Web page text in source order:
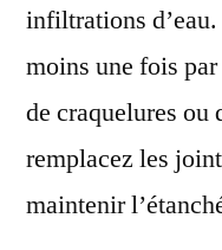
infiltrations
moins une fois
de craquelures ou
remplacez les
maintenir